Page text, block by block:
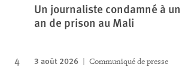
Un journaliste condamné à un
an de prison au Mali
3 août 2026 Communiqué de presse